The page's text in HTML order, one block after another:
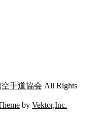
手道協会 All Rights
by Vektor,Inc.